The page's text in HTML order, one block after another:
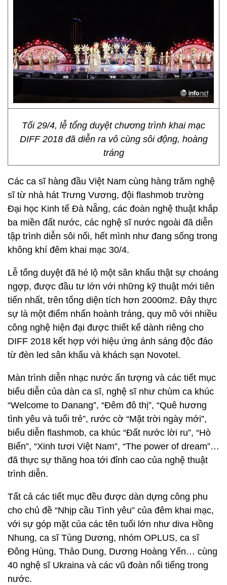
Tối 29/4, lễ tổng duyệt chương trình khai mạc
DIFF 2018 đã diễn ra vô cùng sôi động, hoàng
tráng
Các ca sĩ hàng đầu Việt Nam cùng hàng trăm nghệ
sĩ từ nhà hát Trưng Vương, đội flashmob trường
Đại học Kinh tế Đà Nẵng, các đoàn nghệ thuật khắp
ba miền đất nước, các nghệ sĩ nước ngoài đã diễn
tập trình diễn sôi nổi, hết mình như đang sống trong
không khí đêm khai mạc 30/4.
Lễ tổng duyệt đã hé lộ một sân khấu thật sự choáng
ngợp, được đầu tư lớn với những kỹ thuật mới tiên
tiến nhất, trên tổng diện tích hơn 2000m2. Đây thực
sự là một điểm nhấn hoành tráng, quy mô với nhiều
công nghệ hiện đại được thiết kế dành riêng cho
DIFF 2018 kết hợp với hiệu ứng ánh sáng độc đáo
từ đèn led sân khấu và khách sạn Novotel.
Màn trình diễn nhạc nước ấn tượng và các tiết mục
biểu diễn của dàn ca sĩ, nghệ sĩ như chùm ca khúc
“Welcome to Danang”, “Đêm đô thị”, “Quê hương
tình yêu và tuổi trẻ”, rước cờ “Mặt trời ngày mới”,
biểu diễn flashmob, ca khúc “Đất nước lời ru”, “Hò
Biển”, “Xinh tươi Việt Nam”, “The power of dream”…
đã thực sự thăng hoa tới đỉnh cao của nghệ thuật
trình diễn.
Tất cả các tiết mục đều được dàn dựng công phu
cho chủ đề “Nhịp cầu Tình yêu” của đêm khai mạc,
với sự góp mặt của các tên tuổi lớn như diva Hồng
Nhung, ca sĩ Tùng Dương, nhóm OPLUS, ca sĩ
Đông Hùng, Thảo Dung, Dương Hoàng Yến… cùng
40 nghệ sĩ Ukraina và các vũ đoàn nổi tiếng trong
nước.